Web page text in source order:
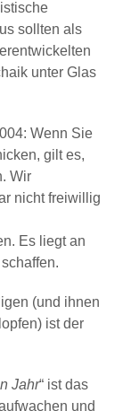
sollten als
unter Glas
Wenn Sie
gilt es,
Wir
nicht freiwillig
Es liegt an
(und ihnen
ist der
Jahr“ ist das
und